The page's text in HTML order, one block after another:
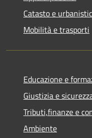
Catasto e
Mobilità e trasporti
Educazione e
Giustizia e
Tributi,finanze e
Ambiente